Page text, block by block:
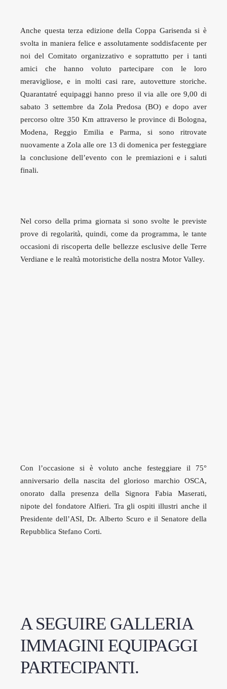
Anche questa terza edizione della Coppa Garisenda si è
svolta in maniera felice e assolutamente soddisfacente per
noi del Comitato organizzativo e soprattutto per i tanti
amici che hanno voluto partecipare con le loro
meravigliose, e in molti casi rare, autovetture storiche.
Quarantatré equipaggi hanno preso il via alle ore 9,00 di
sabato 3 settembre da Zola Predosa (BO) e dopo aver
percorso oltre 350 Km attraverso le province di Bologna,
Modena, Reggio Emilia e Parma, si sono ritrovate
nuovamente a Zola alle ore 13 di domenica per festeggiare
la conclusione dell’evento con le premiazioni e i saluti
finali.
Nel corso della prima giornata si sono svolte le previste
prove di regolarità, quindi, come da programma, le tante
occasioni di riscoperta delle bellezze esclusive delle Terre
Verdiane e le realtà motoristiche della nostra Motor Valley.
Con l’occasione si è voluto anche festeggiare il 75°
anniversario della nascita del glorioso marchio OSCA,
onorato dalla presenza della Signora Fabia Maserati,
nipote del fondatore Alfieri. Tra gli ospiti illustri anche il
Presidente dell’ASI, Dr. Alberto Scuro e il Senatore della
Repubblica Stefano Corti.
A SEGUIRE GALLERIA
IMMAGINI EQUIPAGGI
PARTECIPANTI.